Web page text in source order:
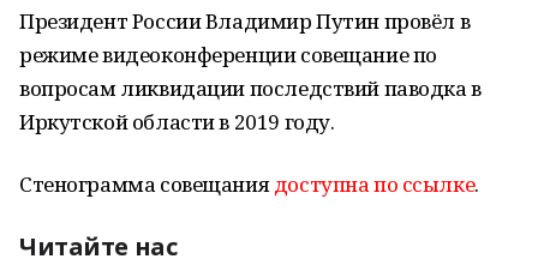
Президент России Владимир Путин провёл в
режиме видеоконференции совещание по
вопросам ликвидации последствий паводка в
Иркутской области в 2019 году.
Стенограмма совещаниядоступна по ссылке.
Читайте нас